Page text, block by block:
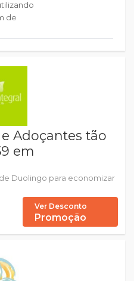
de
Adoçantes tão
em
Duolingo para economizar
Ver Desconto
Promoção